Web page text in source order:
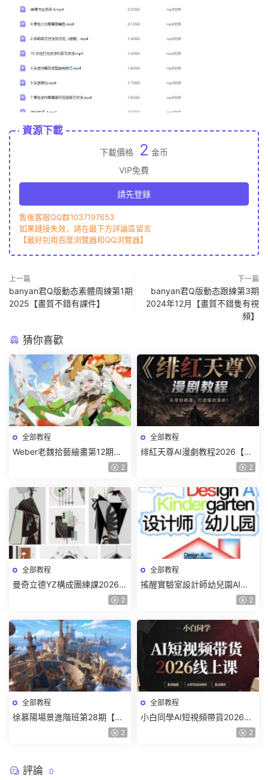
資源下載
下載價格 2 金币
VIP免費
請先登錄
售後客服QQ群1037197653
如果鏈接失效，請在最下方評論區留言
【最好别用百度浏覽器和QQ浏覽器】
上一篇
banyan君Q版動态素體周練第1期
2025【畫質不錯有課件】
下一篇
banyan君Q版動态跟練第3期
2024年12月【畫質不錯隻有視
頻】
猜你喜歡
全部教程
Weber老魏拾藝繪畫第12期角
色特訓班【畫質不錯隻有視
2
全部教程
绯紅天尊AI漫劇教程2026【畫
2
全部教程
曼奇立德YZ構成團練課2026年
8月已結課【畫質高清有課件】
2
全部教程
搖醒實驗室設計師幼兒園AI軟
件基礎課2025【畫質不錯有素
2
全部教程
徐慕陽場景進階班第28期【畫
2
全部教程
小白同學AI短視頻帶貨2026線
2
評論 0